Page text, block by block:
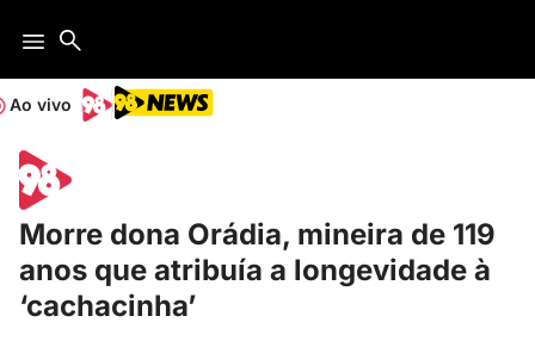
Ao vivo
Morre dona Orádia, mineira de 119
anos que atribuía a longevidade à
‘cachacinha’